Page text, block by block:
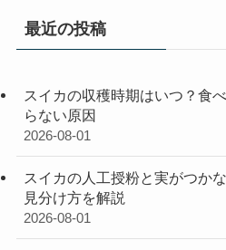
最近の投稿
スイカの収穫時期はいつ？食
らない原因
2026-08-01
スイカの人工授粉と実がつか
見分け方を解説
2026-08-01